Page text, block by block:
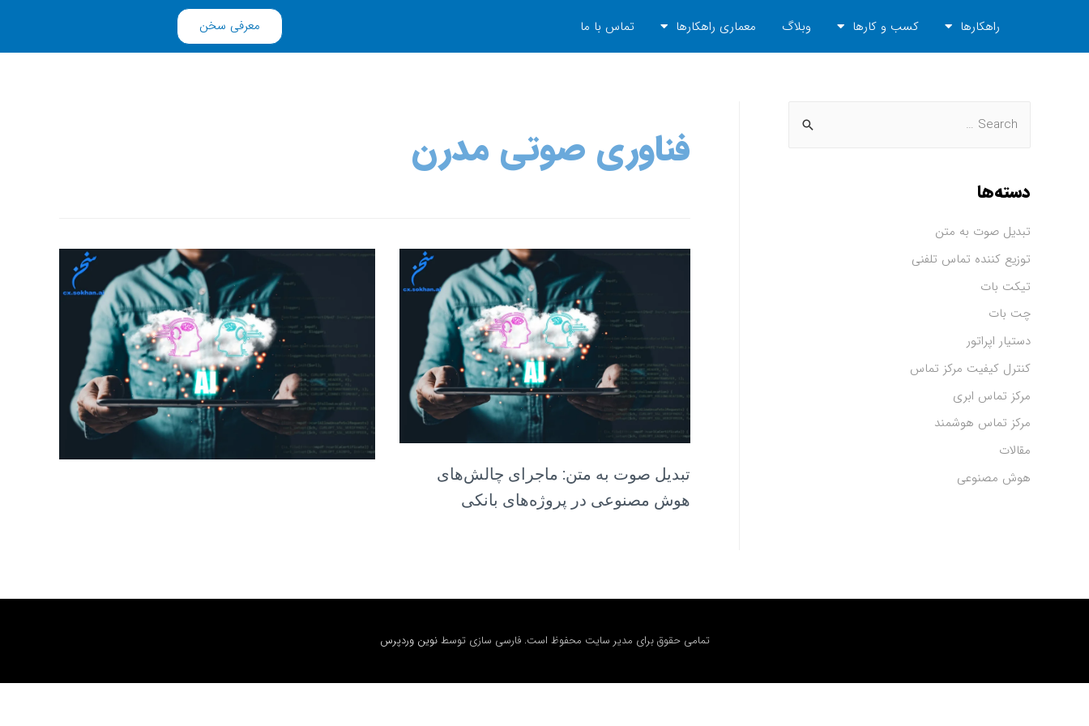
راهکارها کسب و کارها وبلاگ معماری راهکارها تماس با ما معرفی سخن
دسته‌ها
تبدیل صوت به متن
توزیع کننده تماس تلفنی
تیکت بات
چت بات
دستیار اپراتور
کنترل کیفیت مرکز تماس
مرکز تماس ابری
مرکز تماس هوشمند
مقالات
هوش مصنوعی
فناوری صوتی مدرن
تبدیل صوت به متن: ماجرای چالش‌های
هوش مصنوعی در پروژه‌های بانکی
تمامی حقوق برای مدیر سایت محفوظ است. فارسی سازی توسطنوین وردپرس